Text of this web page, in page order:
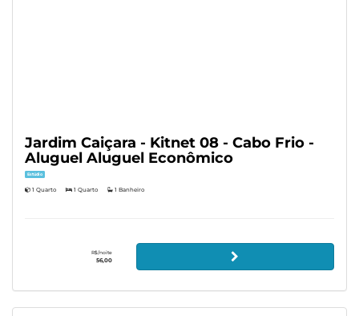
Jardim Caiçara - Kitnet 08 - Cabo Frio -
Aluguel Aluguel Econômico
Estúdio
1 Quarto 1 Quarto 1 Banheiro
R$/noite
56,00